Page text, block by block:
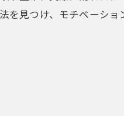
を見つけ、モチベーシ